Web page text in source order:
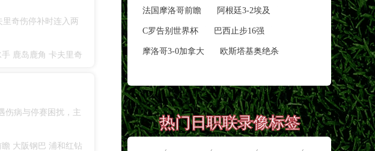
奇伤停补时连入两
鹿岛鹿角 卡夫里奇
伤病与停赛困扰，主
瞻 大阪钢巴 浦和红钻
法国摩洛哥前瞻 阿根廷3-2埃及
C罗告别世界杯 巴西止步16强
摩洛哥3-0加拿大 欧斯塔基奥绝杀
热门日职联录像标签